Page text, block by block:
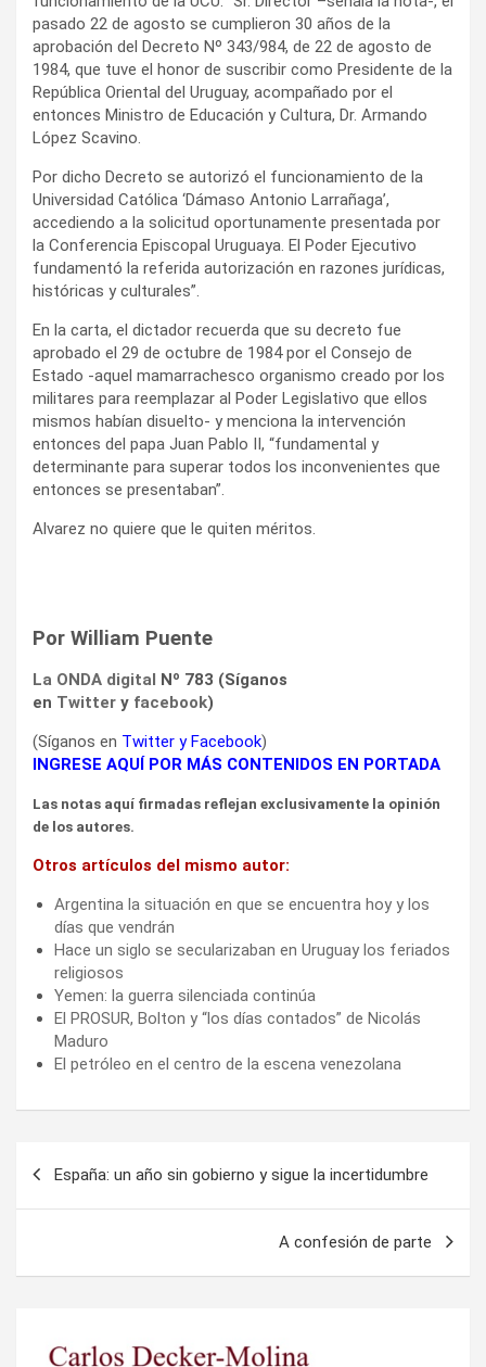
pasado 22 de agosto se cumplieron 30 años de la
aprobación del Decreto Nº 343/984, de 22 de agosto de
1984, que tuve el honor de suscribir como Presidente de la
República Oriental del Uruguay, acompañado por el
entonces Ministro de Educación y Cultura, Dr. Armando
López Scavino.
Por dicho Decreto se autorizó el funcionamiento de la
Universidad Católica ‘Dámaso Antonio Larrañaga’,
accediendo a la solicitud oportunamente presentada por
la Conferencia Episcopal Uruguaya. El Poder Ejecutivo
fundamentó la referida autorización en razones jurídicas,
históricas y culturales”.
En la carta, el dictador recuerda que su decreto fue
aprobado el 29 de octubre de 1984 por el Consejo de
Estado -aquel mamarrachesco organismo creado por los
militares para reemplazar al Poder Legislativo que ellos
mismos habían disuelto- y menciona la intervención
entonces del papa Juan Pablo II, “fundamental y
determinante para superar todos los inconvenientes que
entonces se presentaban”.
Alvarez no quiere que le quiten méritos.
Por William Puente
La ONDA digital Nº 783 (Síganos
en Twitter y facebook)
(Síganos en Twitter yFacebook)
INGRESE AQUÍ POR MÁS CONTENIDOS EN PORTADA
Las notas aquí firmadas reflejan exclusivamente la opinión
de los autores.
Otros artículos del mismo autor:
Argentina la situación en que se encuentra hoy y los
días que vendrán
Hace un siglo se secularizaban en Uruguay los feriados
religiosos
Yemen: la guerra silenciada continúa
El PROSUR, Bolton y “los días contados” de Nicolás
Maduro
El petróleo en el centro de la escena venezolana
España: un año sin gobierno y sigue la incertidumbre
A confesión de parte